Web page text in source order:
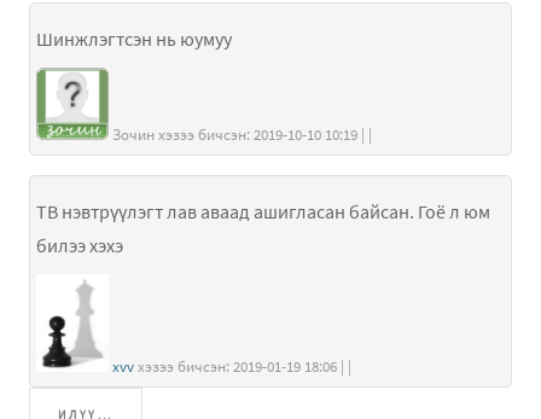
Шинжлэгтсэн нь юумуу
Зочин хэзээ бичсэн: 2019-10-10 10:19 | |
ТВ нэвтрүүлэгт лав аваад ашигласан байсан. Гоё л юм
билээ хэхэ
xvv хэзээ бичсэн: 2019-01-19 18:06 | |
ИЛҮҮ...